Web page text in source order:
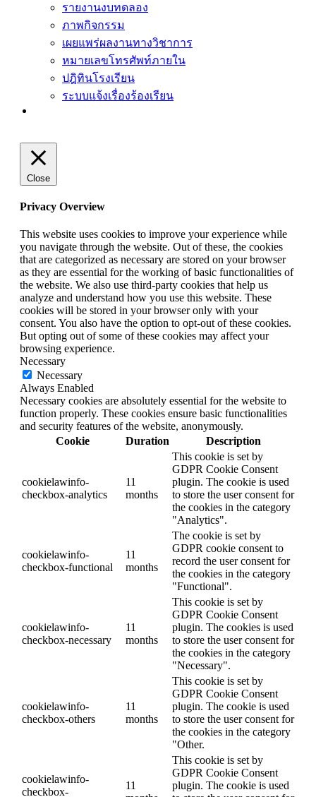
รายงานงบทดลอง
ภาพกิจกรรม
เผยแพร่ผลงานทางวิชาการ
หมายเลขโทรศัพท์ภายใน
ปฎิทินโรงเรียน
ระบบแจ้งเรื่องร้องเรียน
Close
Privacy Overview
This website uses cookies to improve your experience while
you navigate through the website. Out of these, the cookies
that are categorized as necessary are stored on your browser
as they are essential for the working of basic functionalities of
the website. We also use third-party cookies that help us
analyze and understand how you use this website. These
cookies will be stored in your browser only with your
consent. You also have the option to opt-out of these cookies.
But opting out of some of these cookies may affect your
browsing experience.
Necessary
Necessary
Always Enabled
Necessary cookies are absolutely essential for the website to
function properly. These cookies ensure basic functionalities
and security features of the website, anonymously.
Cookie
Duration Description
cookielawinfo-
checkbox-analytics
11
months
This cookie is set by
GDPR Cookie Consent
plugin. The cookie is used
to store the user consent for
the cookies in the category
"Analytics".
cookielawinfo-
checkbox-functional
11
months
The cookie is set by
GDPR cookie consent to
record the user consent for
the cookies in the category
"Functional".
cookielawinfo-
checkbox-necessary
11
months
This cookie is set by
GDPR Cookie Consent
plugin. The cookies is used
to store the user consent for
the cookies in the category
"Necessary".
cookielawinfo-
checkbox-others
11
months
This cookie is set by
GDPR Cookie Consent
plugin. The cookie is used
to store the user consent for
the cookies in the category
"Other.
cookielawinfo-
checkbox-
11
This cookie is set by
GDPR Cookie Consent
plugin. The cookie is used